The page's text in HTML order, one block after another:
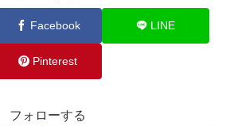
Facebook LINE
Pinterest
フォローする